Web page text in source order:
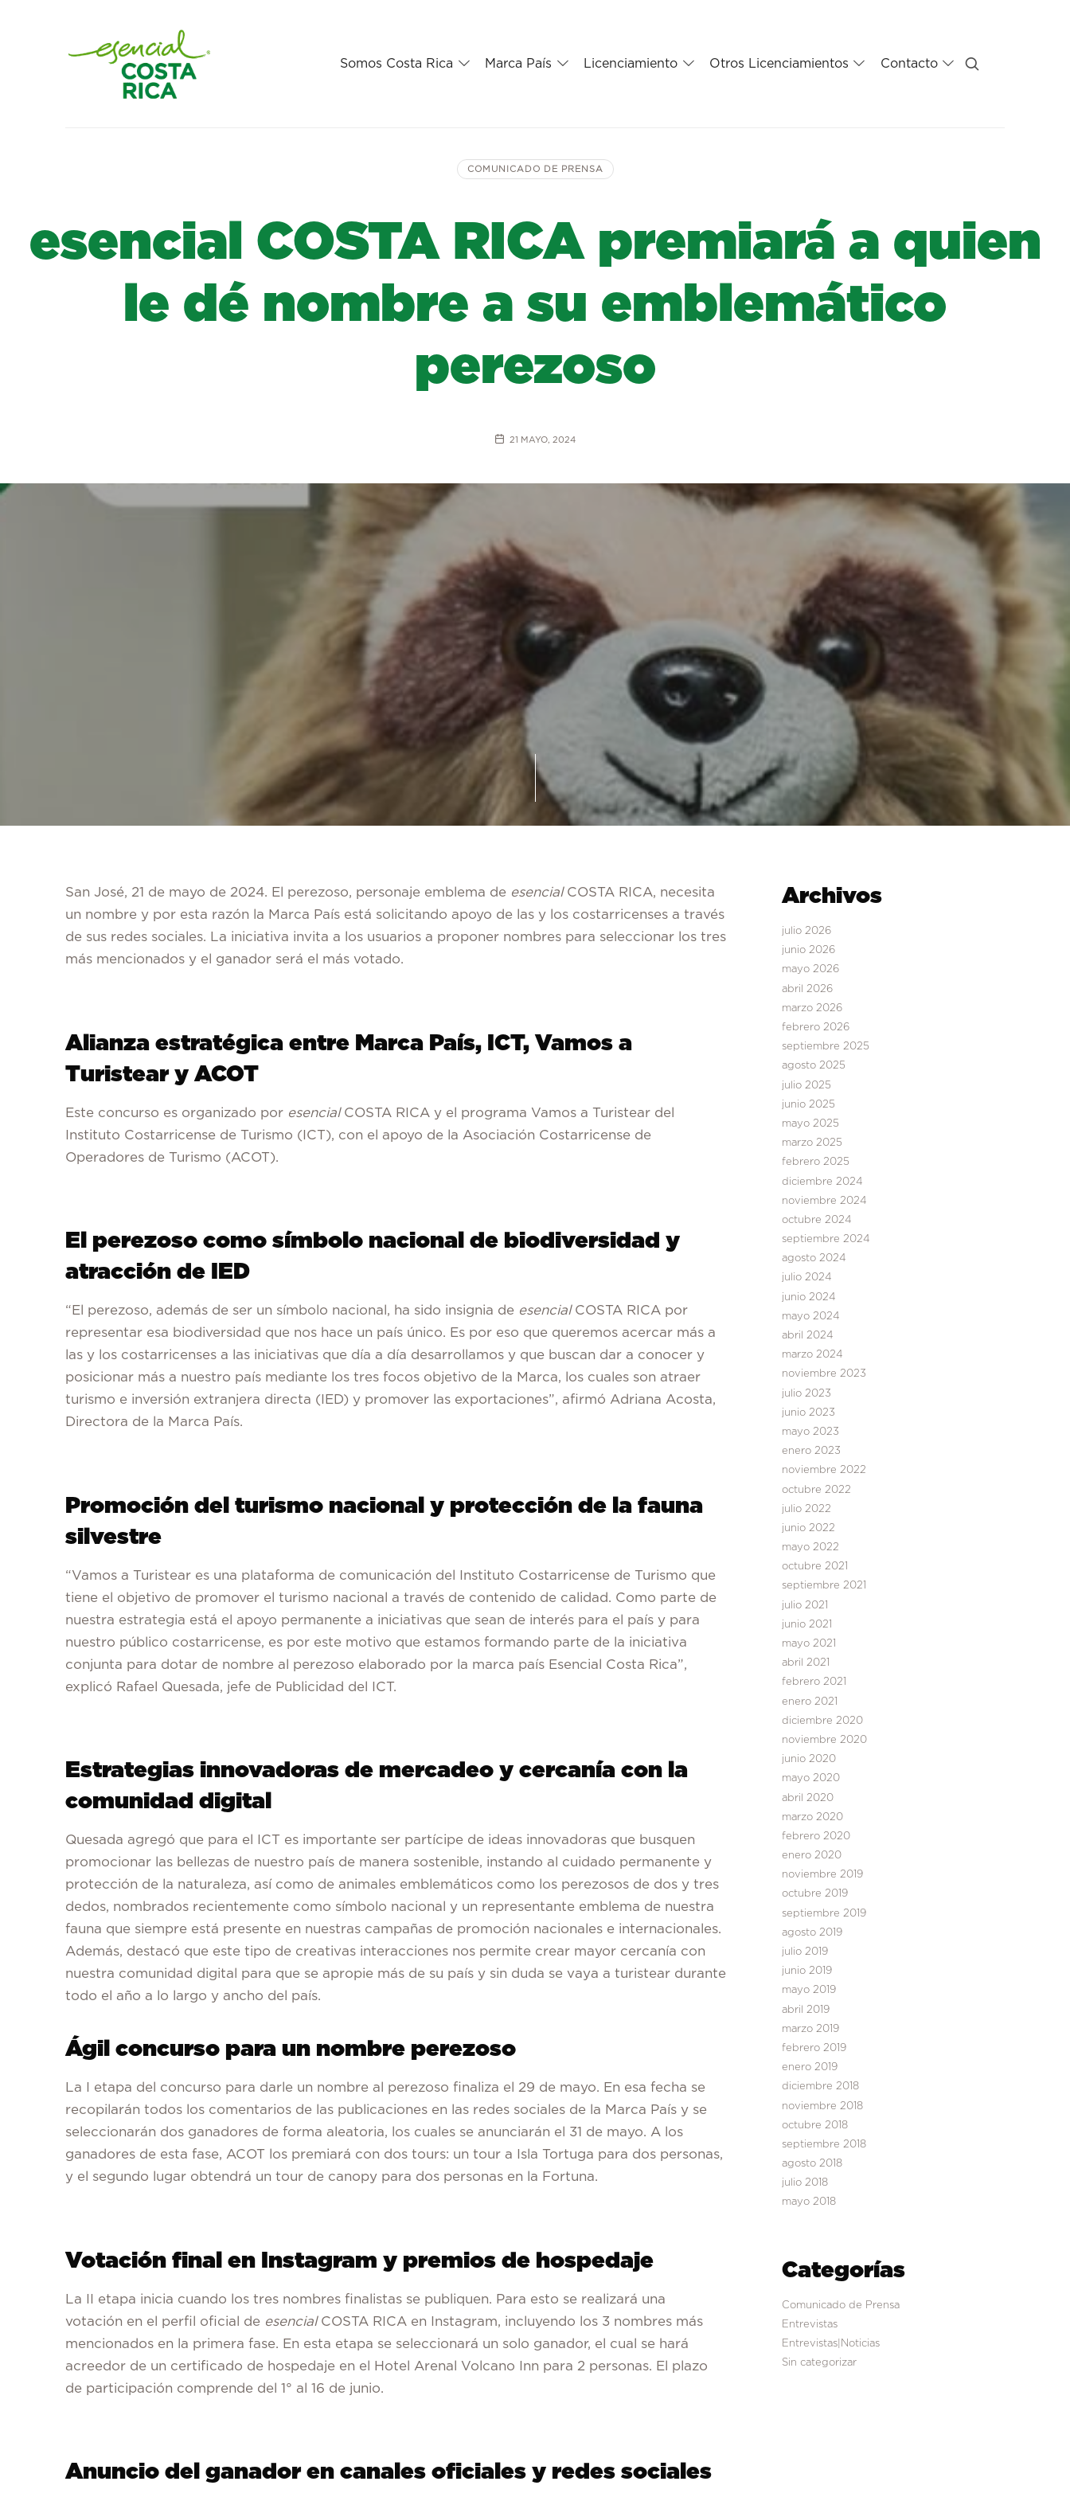
Somos Costa Rica Marca País Licenciamiento Otros Licenciamientos Contacto
COMUNICADO DE PRENSA
esencial COSTA RICA premiará a quien
le dé nombre a su emblemático
perezoso
21 MAYO, 2024
San José, 21 de mayo de 2024. El perezoso, personaje emblema de esencialCOSTA RICA, necesita
un nombre y por esta razón la Marca País está solicitando apoyo de las y los costarricenses a través
de sus redes sociales. La iniciativa invita a los usuarios a proponer nombres para seleccionar los tres
más mencionados y el ganador será el más votado.
Alianza estratégica entre Marca País, ICT, Vamos a
Turistear y ACOT
Este concurso es organizado por esencialCOSTA RICA y el programa Vamos a Turistear del
Instituto Costarricense de Turismo (ICT), con el apoyo de la Asociación Costarricense de
Operadores de Turismo (ACOT).
El perezoso como símbolo nacional de biodiversidad y
atracción de IED
“El perezoso, además de ser un símbolo nacional, ha sido insignia de esencialCOSTA RICA por
representar esa biodiversidad que nos hace un país único. Es por eso que queremos acercar más a
las y los costarricenses a las iniciativas que día a día desarrollamos y que buscan dar a conocer y
posicionar más a nuestro país mediante los tres focos objetivo de la Marca, los cuales son atraer
turismo e inversión extranjera directa (IED) y promover las exportaciones”, afirmó Adriana Acosta,
Directora de la Marca País.
Promoción del turismo nacional y protección de la fauna
silvestre
“Vamos a Turistear es una plataforma de comunicación del Instituto Costarricense de Turismo que
tiene el objetivo de promover el turismo nacional a través de contenido de calidad. Como parte de
nuestra estrategia está el apoyo permanente a iniciativas que sean de interés para el país y para
nuestro público costarricense, es por este motivo que estamos formando parte de la iniciativa
conjunta para dotar de nombre al perezoso elaborado por la marca país Esencial Costa Rica”,
explicó Rafael Quesada, jefe de Publicidad del ICT.
Estrategias innovadoras de mercadeo y cercanía con la
comunidad digital
Quesada agregó que para el ICT es importante ser partícipe de ideas innovadoras que busquen
promocionar las bellezas de nuestro país de manera sostenible, instando al cuidado permanente y
protección de la naturaleza, así como de animales emblemáticos como los perezosos de dos y tres
dedos, nombrados recientemente como símbolo nacional y un representante emblema de nuestra
fauna que siempre está presente en nuestras campañas de promoción nacionales e internacionales.
Además, destacó que este tipo de creativas interacciones nos permite crear mayor cercanía con
nuestra comunidad digital para que se apropie más de su país y sin duda se vaya a turistear durante
todo el año a lo largo y ancho del país.
Ágil concurso para un nombre perezoso
La I etapa del concurso para darle un nombre al perezoso finaliza el 29 de mayo. En esa fecha se
recopilarán todos los comentarios de las publicaciones en las redes sociales de la Marca País y se
seleccionarán dos ganadores de forma aleatoria, los cuales se anunciarán el 31 de mayo. A los
ganadores de esta fase, ACOT los premiará con dos tours: un tour a Isla Tortuga para dos personas,
y el segundo lugar obtendrá un tour de canopy para dos personas en la Fortuna.
Votación final en Instagram y premios de hospedaje
La II etapa inicia cuando los tres nombres finalistas se publiquen. Para esto se realizará una
votación en el perfil oficial de esencialCOSTA RICA en Instagram, incluyendo los 3 nombres más
mencionados en la primera fase. En esta etapa se seleccionará un solo ganador, el cual se hará
acreedor de un certificado de hospedaje en el Hotel Arenal Volcano Inn para 2 personas. El plazo
de participación comprende del 1° al 16 de junio.
Anuncio del ganador en canales oficiales y redes sociales
Archivos
julio 2026
junio 2026
mayo 2026
abril 2026
marzo 2026
febrero 2026
septiembre 2025
agosto 2025
julio 2025
junio 2025
mayo 2025
marzo 2025
febrero 2025
diciembre 2024
noviembre 2024
octubre 2024
septiembre 2024
agosto 2024
julio 2024
junio 2024
mayo 2024
abril 2024
marzo 2024
noviembre 2023
julio 2023
junio 2023
mayo 2023
enero 2023
noviembre 2022
octubre 2022
julio 2022
junio 2022
mayo 2022
octubre 2021
septiembre 2021
julio 2021
junio 2021
mayo 2021
abril 2021
febrero 2021
enero 2021
diciembre 2020
noviembre 2020
junio 2020
mayo 2020
abril 2020
marzo 2020
febrero 2020
enero 2020
noviembre 2019
octubre 2019
septiembre 2019
agosto 2019
julio 2019
junio 2019
mayo 2019
abril 2019
marzo 2019
febrero 2019
enero 2019
diciembre 2018
noviembre 2018
octubre 2018
septiembre 2018
agosto 2018
julio 2018
mayo 2018
Categorías
Comunicado de Prensa
Entrevistas
Entrevistas|Noticias
Sin categorizar